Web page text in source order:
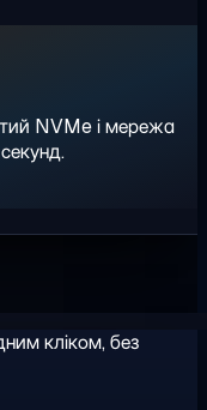
NVMe і мережа
кліком, без